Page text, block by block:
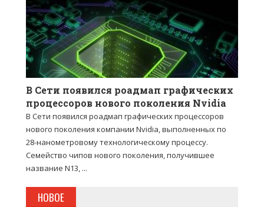
В Сети появился роадмап графических
процессоров нового поколения Nvidia
В Сети появился роадмап графических процессоров
нового поколения компании Nvidia, выполненных по
28-нанометровому технологическому процессу.
Семейство чипов нового поколения, получившее
название N13, ...
НОВОЕ